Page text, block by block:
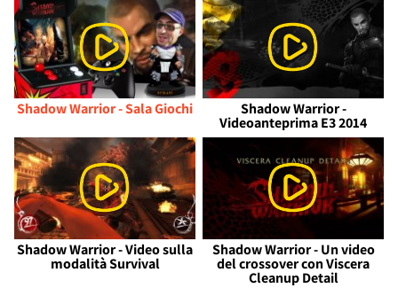
Shadow Warrior - Sala Giochi Shadow Warrior -
Videoanteprima E3 2014
Shadow Warrior - Video sulla
modalità Survival
Shadow Warrior - Un video
del crossover con Viscera
Cleanup Detail